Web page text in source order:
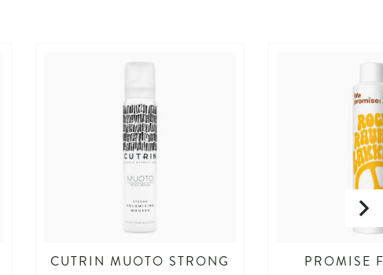
CUTRIN MUOTO STRONG
PROMISE